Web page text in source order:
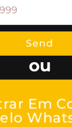
de análise
para
e
suas metas
Send
ou
Em